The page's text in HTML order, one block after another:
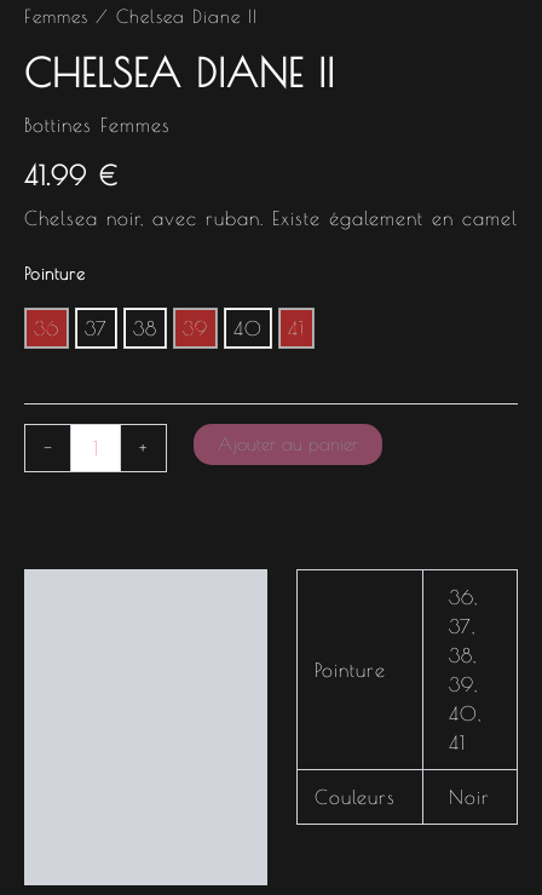
Femmes / Chelsea Diane II
CHELSEA DIANE II
Bottines Femmes
41.99 €
Chelsea noir, avec ruban. Existe également en camel
Pointure
36 37 38 39 40 41
- + Ajouter au panier
Pointure
36
37
38
39
40
41
Couleurs Noir